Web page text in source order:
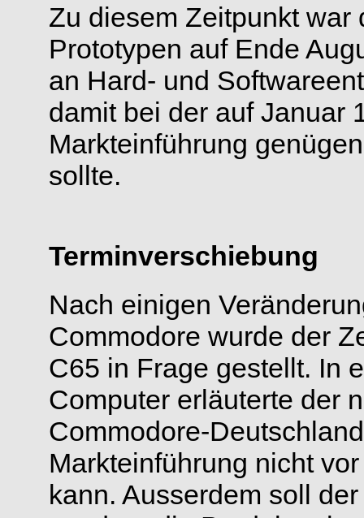
Zu diesem Zeitpunkt war
Prototypen auf Ende
an Hard- und
damit bei der auf Januar
Markteinführung
sollte.
Terminverschiebung
Nach einigen
Commodore wurde der
C65 in Frage gestellt. In
Computer erläuterte der
Commodore-
Markteinführung nicht
kann. Ausserdem soll